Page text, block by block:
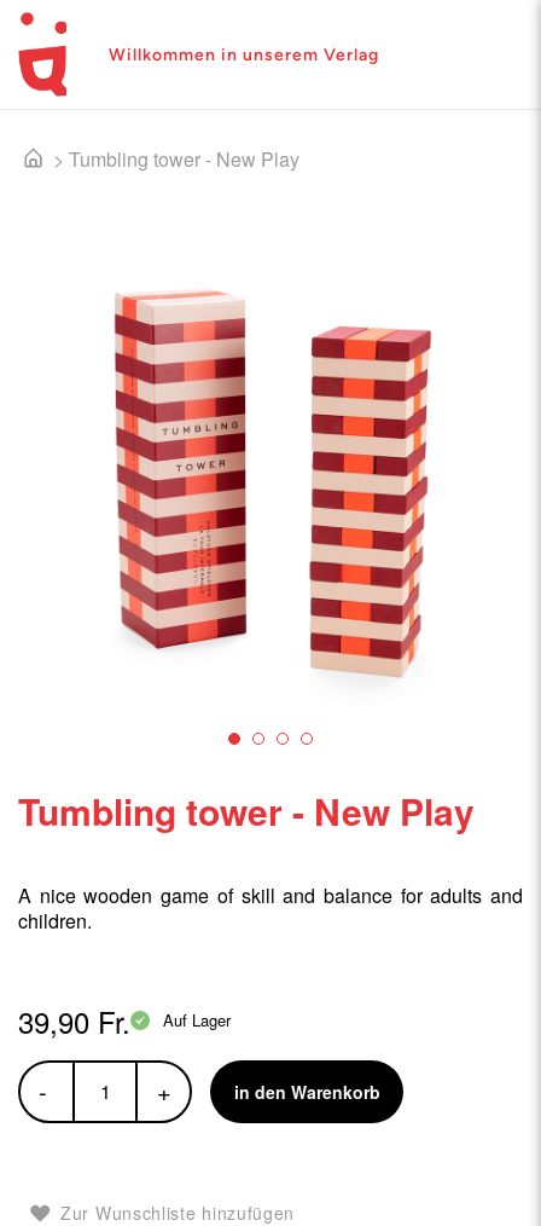
Willkommen in unserem Verlag
> Tumbling tower - New Play
Tumbling tower - New Play
A nice wooden game of skill and balance for adults and
children.
39,90 Fr. Auf Lager
- + in den Warenkorb
Zur Wunschliste hinzufügen